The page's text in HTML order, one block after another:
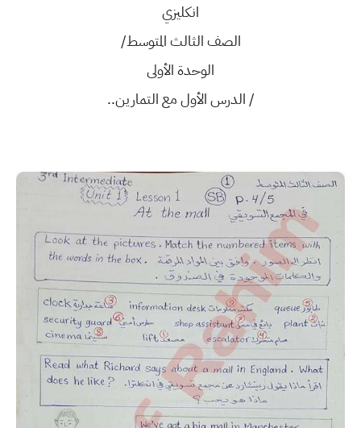
انكليزي
الصف الثالث المتوسط/
الوحدة الأولى
/ الدرس الأول مع التمارين..